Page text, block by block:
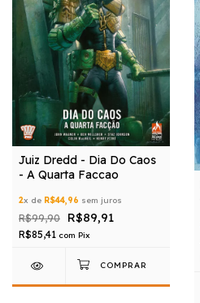
Juiz Dredd - Dia Do Caos
- A Quarta Faccao
2x de R$44,96 sem juros
R$99,90 R$89,91
R$85,41 com Pix